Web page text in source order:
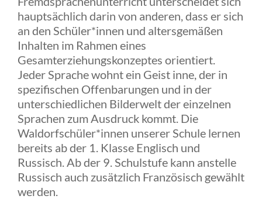
hauptsächlich darin von anderen, dass er sich
an den Schüler*innen und altersgemäßen
Inhalten im Rahmen eines
Gesamterziehungskonzeptes orientiert.
Jeder Sprache wohnt ein Geist inne, der in
spezifischen Offenbarungen und in der
unterschiedlichen Bilderwelt der einzelnen
Sprachen zum Ausdruck kommt. Die
Waldorfschüler*innen unserer Schule lernen
bereits ab der 1. Klasse Englisch und
Russisch. Ab der 9. Schulstufe kann anstelle
Russisch auch zusätzlich Französisch gewählt
werden.